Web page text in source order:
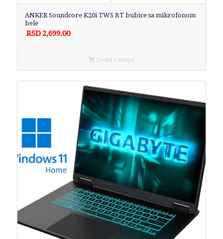
ANKER Soundcore K20i TWS BT bubice sa mikrofonom
bele
RSD 2,699.00
Dodaj u korpu